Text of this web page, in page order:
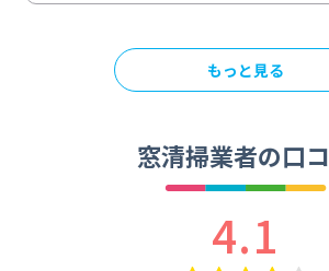
もっと見る
窓清掃業者の口
4.1